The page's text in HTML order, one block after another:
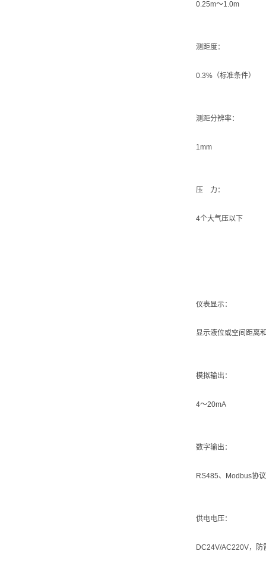
0.25m～1.0m
测距度：
0.3%（标准条件）
测距分辨率：
1mm
压 力：
4个大气压以下
仪表显示：
显示液位或空间距离
模拟输出：
4～20mA
数字输出：
RS485、Modbus协
供电电压：
DC24V/AC220V，防